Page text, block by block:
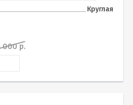
Круглая
000 р.